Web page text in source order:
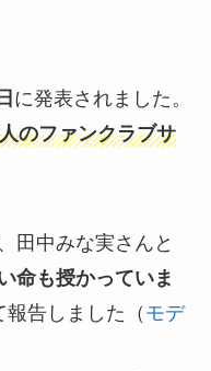
に発表されました。
のファンクラブサ
田中みな実さんと
命も授かっていま
報告しました（ モデ